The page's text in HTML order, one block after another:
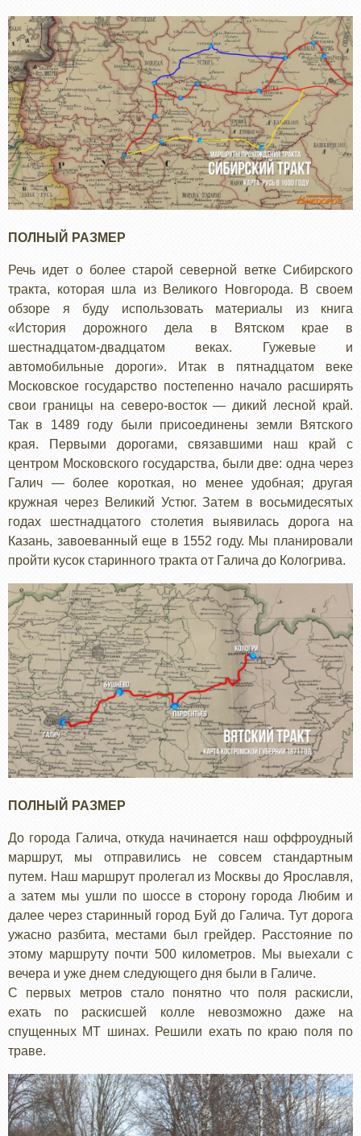
ПОЛНЫЙ РАЗМЕР
Речь идет о более старой северной ветке Сибирского
тракта, которая шла из Великого Новгорода. В своем
обзоре я буду использовать материалы из книга
«История дорожного дела в Вятском крае в
шестнадцатом-двадцатом веках. Гужевые и
автомобильные дороги». Итак в пятнадцатом веке
Московское государство постепенно начало расширять
свои границы на северо-восток — дикий лесной край.
Так в 1489 году были присоединены земли Вятского
края. Первыми дорогами, связавшими наш край с
центром Московского государства, были две: одна через
Галич — более короткая, но менее удобная; другая
кружная через Великий Устюг. Затем в восьмидесятых
годах шестнадцатого столетия выявилась дорога на
Казань, завоеванный еще в 1552 году. Мы планировали
пройти кусок старинного тракта от Галича до Кологрива.
ПОЛНЫЙ РАЗМЕР
До города Галича, откуда начинается наш оффроудный
маршрут, мы отправились не совсем стандартным
путем. Наш маршрут пролегал из Москвы до Ярославля,
а затем мы ушли по шоссе в сторону города Любим и
далее через старинный город Буй до Галича. Тут дорога
ужасно разбита, местами был грейдер. Расстояние по
этому маршруту почти 500 километров. Мы выехали с
вечера и уже днем следующего дня были в Галиче.
С первых метров стало понятно что поля раскисли,
ехать по раскисшей колле невозможно даже на
спущенных МТ шинах. Решили ехать по краю поля по
траве.